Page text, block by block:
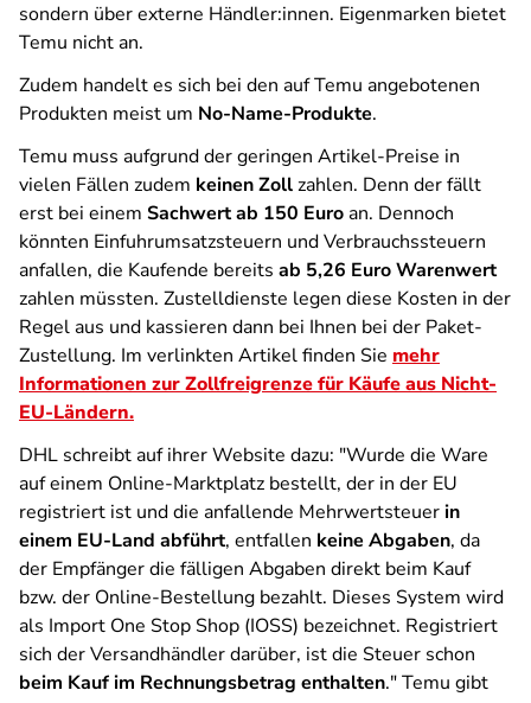
sondern über externe Händler:innen. Eigenmarken bietet
Temu nicht an.
Zudem handelt es sich bei den auf Temu angebotenen
Produkten meist um No-Name-Produkte.
Temu muss aufgrund der geringen Artikel-Preise in
vielen Fällen zudem keinen Zollzahlen. Denn der fällt
erst bei einem Sachwert ab 150 Euroan. Dennoch
könnten Einfuhrumsatzsteuern und Verbrauchssteuern
anfallen, die Kaufende bereits ab 5,26 Euro Warenwert
zahlen müssten. Zustelldienste legen diese Kosten in der
Regel aus und kassieren dann bei Ihnen bei der Paket-
Zustellung. Im verlinkten Artikel finden Sie mehr
Informationen zur Zollfreigrenze für Käufe aus Nicht-
EU-Ländern.
DHL schreibt auf ihrer Website dazu: "Wurde die Ware
auf einem Online-Marktplatz bestellt, der in der EU
registriert ist und die anfallende Mehrwertsteuerin
einem EU-Land abführt, entfallen keine Abgaben, da
der Empfänger die fälligen Abgaben direkt beim Kauf
bzw. der Online-Bestellung bezahlt. Dieses System wird
als Import One Stop Shop (IOSS) bezeichnet. Registriert
sich der Versandhändler darüber, ist die Steuer schon
beim Kauf im Rechnungsbetrag enthalten." Temu gibt